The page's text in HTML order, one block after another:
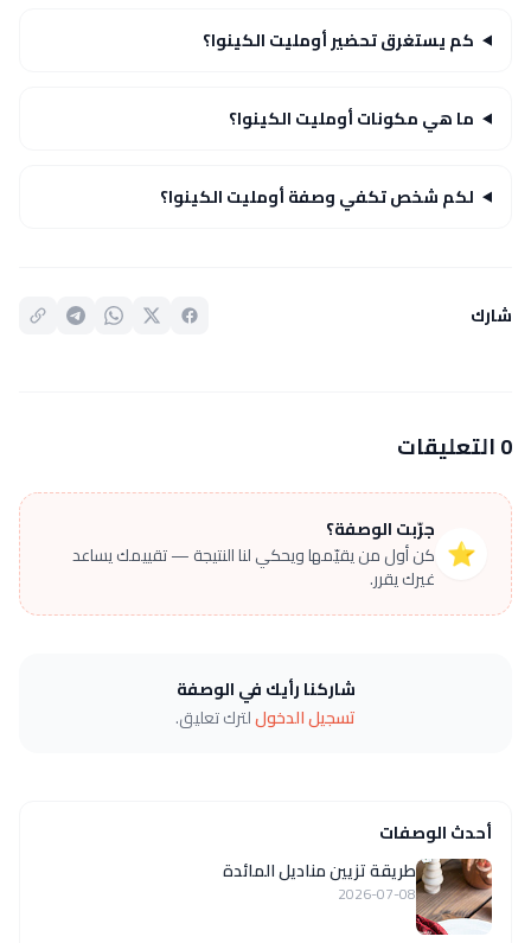
كم يستغرق تحضير أومليت الكينوا؟
ما هي مكونات أومليت الكينوا؟
لكم شخص تكفي وصفة أومليت الكينوا؟
شارك
0 التعليقات
⭐
جرّبت الوصفة؟
كن أول من يقيّمها ويحكي لنا النتيجة — تقييمك يساعد
غيرك يقرر.
شاركنا رأيك في الوصفة
تسجيل الدخوللترك تعليق.
أحدث الوصفات
طريقة تزيين مناديل المائدة
2026-07-08